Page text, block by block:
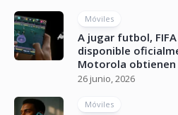
Móviles
A jugar futbol,
disponible
Motorola obtienen
26 junio, 2026
Móviles